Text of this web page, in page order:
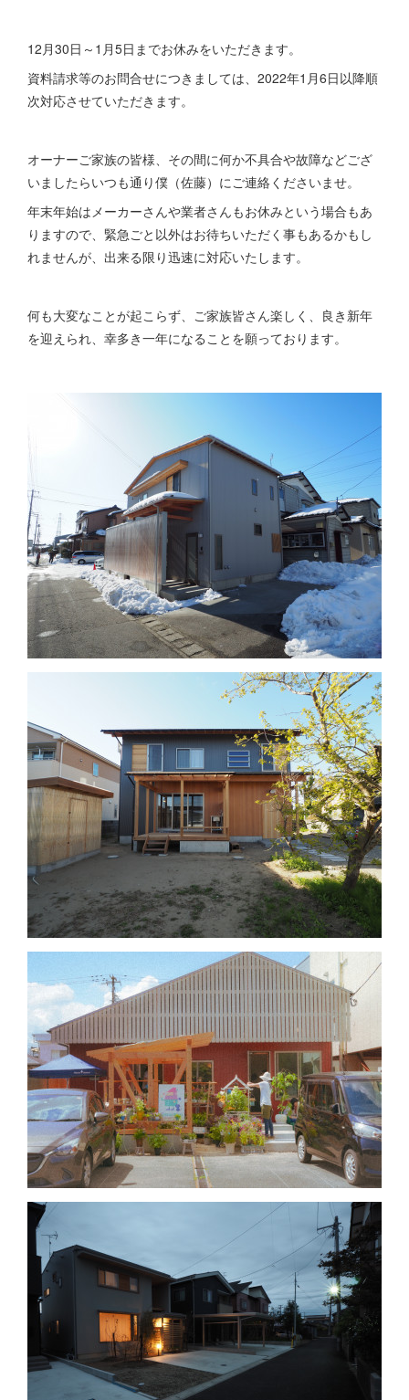
12月30日～1月5日までお休みをいただきます。
資料請求等のお問合せにつきましては、2022年1月6日以降順
次対応させていただきます。
オーナーご家族の皆様、その間に何か不具合や故障などござ
いましたらいつも通り僕（佐藤）にご連絡くださいませ。
年末年始はメーカーさんや業者さんもお休みという場合もあ
りますので、緊急ごと以外はお待ちいただく事もあるかもし
れませんが、出来る限り迅速に対応いたします。
何も大変なことが起こらず、ご家族皆さん楽しく、良き新年
を迎えられ、幸多き一年になることを願っております。